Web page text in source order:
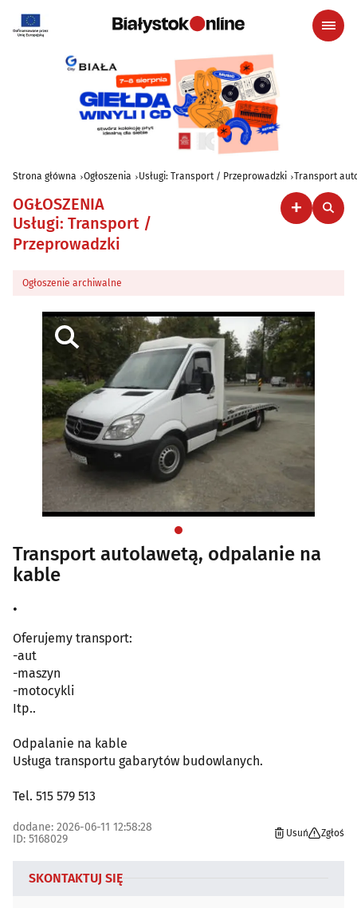
Strona główna Ogłoszenia Usługi: Transport / Przeprowadzki Transport
OGŁOSZENIA
Usługi: Transport /
Przeprowadzki
Ogłoszenie archiwalne
Transport autolawetą, odpalanie na
kable
.
Oferujemy transport:
-aut
-maszyn
-motocykli
Itp..
Odpalanie na kable
Usługa transportu gabarytów budowlanych.
Tel. 515 579 513
dodane: 2026-06-11 12:58:28
ID: 5168029
Usuń Zgłoś
SKONTAKTUJ SIĘ